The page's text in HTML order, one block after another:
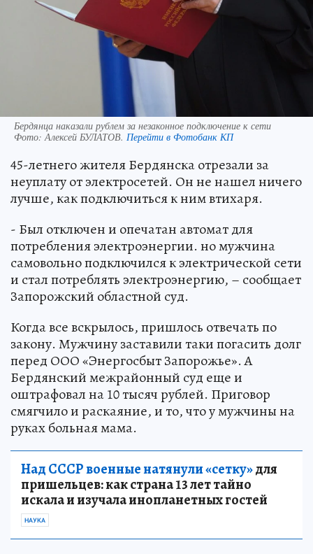
Бердянца наказали рублем за незаконное подключение к сети
Фото:Алексей БУЛАТОВ. Перейти в Фотобанк КП
45-летнего жителя Бердянска отрезали за
неуплату от электросетей. Он не нашел ничего
лучше, как подключиться к ним втихаря.
- Был отключен и опечатан автомат для
потребления электроэнергии. но мужчина
самовольно подключился к электрической сети
и стал потреблять электроэнергию, – сообщает
Запорожский областной суд.
Когда все вскрылось, пришлось отвечать по
закону. Мужчину заставили таки погасить долг
перед ООО «Энергосбыт Запорожье». А
Бердянский межрайонный суд еще и
оштрафовал на 10 тысяч рублей. Приговор
смягчило и раскаяние, и то, что у мужчины на
руках больная мама.
Над СССР военные натянули «сетку»для
пришельцев: как страна 13 лет тайно
искала и изучала инопланетных гостей
НАУКА